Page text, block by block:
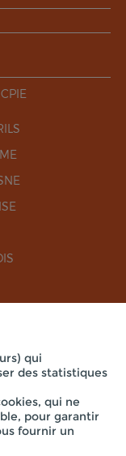
qui
des statistiques
qui ne
pour garantir
fournir un